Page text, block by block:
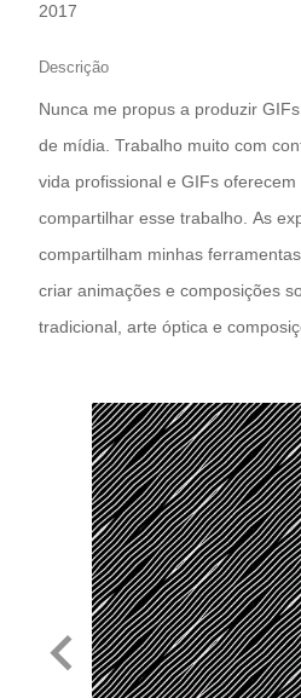
2017
Descrição
Nunca me propus a produzir
de mídia. Trabalho muito com
vida profissional e GIFs
compartilhar esse trabalho. As
compartilham minhas
criar animações e composições
tradicional, arte óptica e